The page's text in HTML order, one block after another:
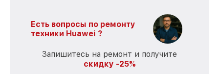
Есть вопросы по ремонту
техники Huawei ?
Запишитесь на ремонт и получите
скидку -25%